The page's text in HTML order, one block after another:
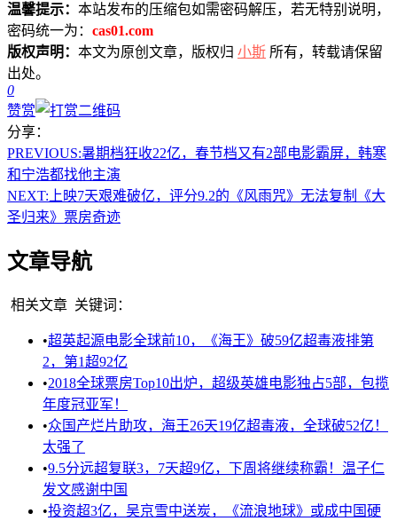
温馨提示： 本站发布的压缩包如需密码解压，若无特别说明，
密码统一为： cas01.com
版权声明： 本文为原创文章，版权归 小斯 所有，转载请保留
出处。
0
赞赏
分享：
PREVIOUS:暑期档狂收22亿，春节档又有2部电影霸屏，韩寒
和宁浩都找他主演
NEXT: 上映7天艰难破亿，评分9.2的《风雨咒》无法复制《大
圣归来》票房奇迹
文章导航
相关文章 关键词：
•超英起源电影全球前10，《海王》破59亿超毒液排第
2，第1超92亿
•2018全球票房Top10出炉，超级英雄电影独占5部，包揽
年度冠亚军！
•众国产烂片助攻，海王26天19亿超毒液，全球破52亿！
太强了
•9.5分远超复联3，7天超9亿，下周将继续称霸！温子仁
发文感谢中国
•投资超3亿，吴京雪中送炭，《流浪地球》或成中国硬